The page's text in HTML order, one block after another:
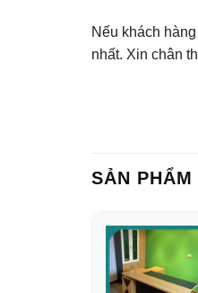
Nếu khách
nhất. Xin chân
SẢN